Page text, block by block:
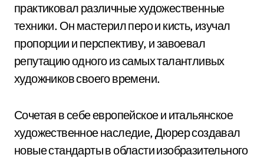
практиковал различные художественные
техники. Он мастерил перо и кисть, изучал
пропорции и перспективу, и завоевал
репутацию одного из самых талантливых
художников своего времени.
Сочетая в себе европейское и итальянское
художественное наследие, Дюрер создавал
новые стандарты в области изобразительного